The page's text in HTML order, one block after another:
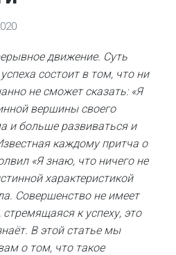
движение. Суть
состоит в том, что ни
не сможет сказать: «Я
вершины своего
и больше развиваться и
каждому притча о
«Я знаю, что ничего не
характеристикой
Совершенство не имеет
стремящаяся к успеху, это
В этой статье мы
о том, что такое